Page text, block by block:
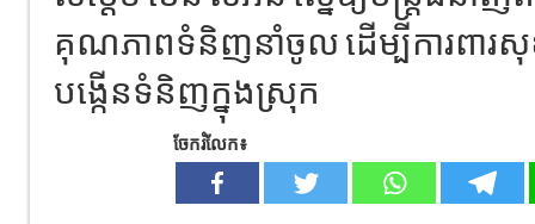
គុណភាពទំនិញនាំចូល ដើម្បីការពារសុ
បង្កើនទំនិញក្នុងស្រុក
ចែករំលែក៖